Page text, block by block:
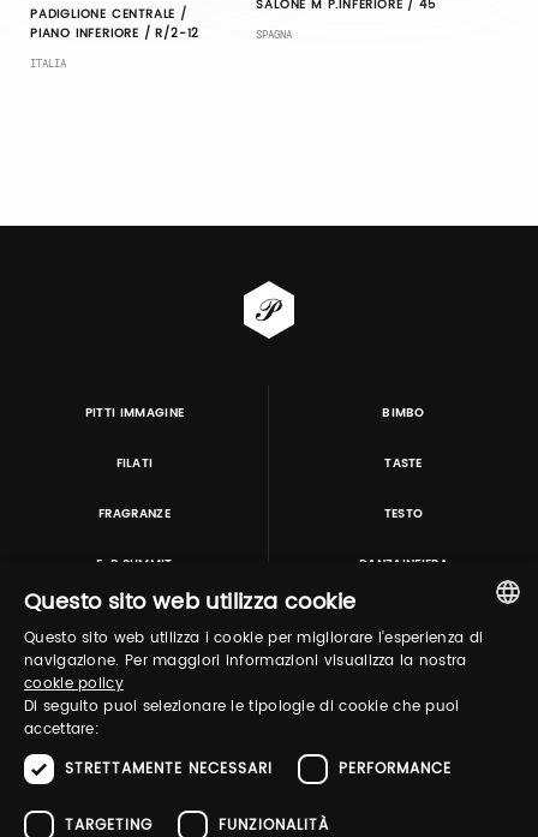
PADIGLIONE CENTRALE /
PIANO INFERIORE / R/2-12
ITALIA
SALONE M P.INFERIORE / 45
SPAGNA
PITTI IMMAGINE BIMBO
FILATI TASTE
FRAGRANZE TESTO
E-P SUMMIT DANZAINFIERA
TUTORING & CONSULTING
ITALIAN
Questo sito web utilizza cookie
Questo sito web utilizza i cookie per migliorare l'esperienza di
navigazione. Per maggiori informazioni visualizza la nostra
cookie policy
Di seguito puoi selezionare le tipologie di cookie che puoi
accettare:
STRETTAMENTE NECESSARI
PERFORMANCE
TARGETING FUNZIONALITÀ